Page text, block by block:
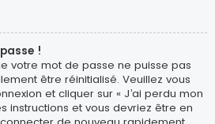
!
votre mot de passe ne puisse pas
être réinitialisé. Veuillez vous
et cliquer sur « J’ai perdu mon
instructions et vous devriez être en